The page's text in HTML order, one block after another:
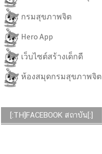
กรมสุขภาพจิต
Hero App
เว็บไซต์สร้างเด็กดี
ห้องสมุดกรมสุขภาพจิต
[:TH]FACEBOOK สถาบัน[:]